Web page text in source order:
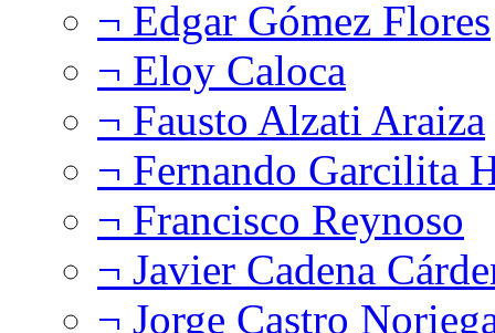
¬ Edgar Gómez Flores
¬ Eloy Caloca
¬ Fausto Alzati Araiza
¬ Fernando Garcilita
¬ Francisco Reynoso
¬ Javier Cadena
¬ Jorge Castro